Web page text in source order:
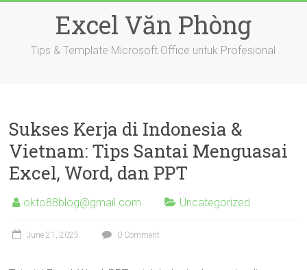
Excel Văn Phòng
Tips & Template Microsoft Office untuk Profesional
Sukses Kerja di Indonesia &
Vietnam: Tips Santai Menguasai
Excel, Word, dan PPT
okto88blog@gmail.com Uncategorized
June 21, 2025 0 Comment